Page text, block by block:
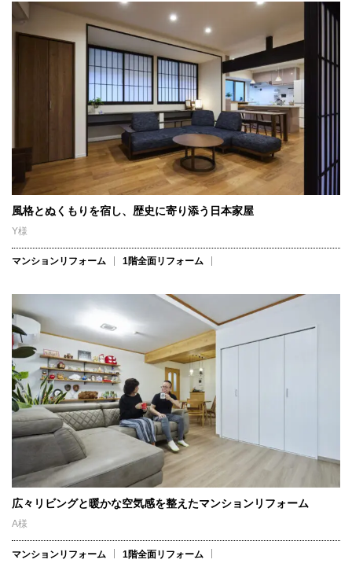
風格とぬくもりを宿し、歴史に寄り添う日本家屋
Y様
マンションリフォーム 1階全面リフォーム
広々リビングと暖かな空気感を整えたマンションリフォーム
A様
マンションリフォーム 1階全面リフォーム